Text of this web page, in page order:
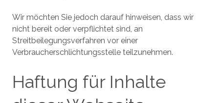
Wir möchten Sie jedoch darauf hinweisen, dass wir
nicht bereit oder verpflichtet sind, an
Streitbeilegungsverfahren vor einer
Verbraucherschlichtungsstelle teilzunehmen.
Haftung für Inhalte